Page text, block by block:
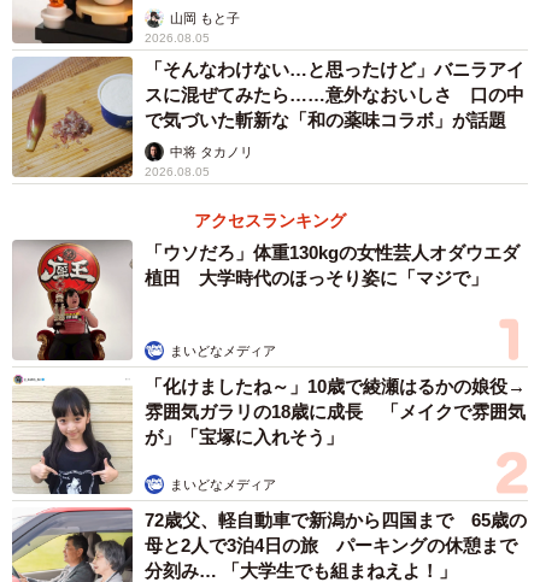
2/11
2週間前から食事にも気を遣ったそう／神宮寺さん（@jisyo_jinguji）提供
3/11
前日には眉カットへ／神宮寺さん（@jisyo_jinguji）提供
う」山岡 もと子
2026.08.05
「そんなわけない…と思ったけど」バニラアイ
スに混ぜてみたら……意外なおいしさ 口の中
で気づいた斬新な「和の薬味コラボ」が話題
中将 タカノリ
2026.08.05
アクセスランキング
「ウソだろ」体重130kgの女性芸人オダウエダ
植田 大学時代のほっそり姿に「マジで」
まいどなメディア
「化けましたね～」10歳で綾瀬はるかの娘役→
雰囲気ガラリの18歳に成長 「メイクで雰囲気
が」「宝塚に入れそう」
まいどなメディア
72歳父、軽自動車で新潟から四国まで 65歳の
母と2人で3泊4日の旅 パーキングの休憩まで
分刻み… 「大学生でも組まねえよ！」